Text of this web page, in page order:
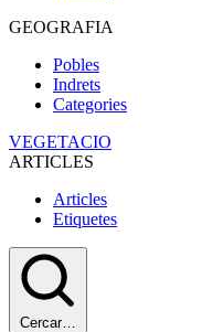
GEOGRAFIA
Pobles
Indrets
Categories
VEGETACIO
ARTICLES
Articles
Etiquetes
Cercar…